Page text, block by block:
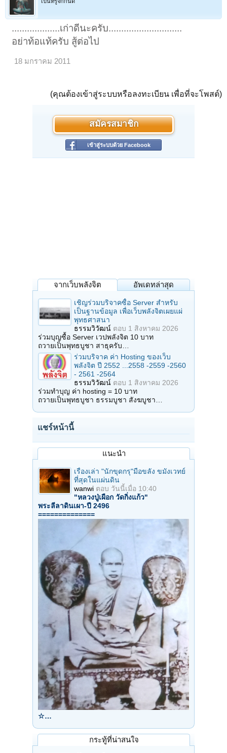
...................เก่าดีนะครับ.............................
อย่าท้อแท้ครับ สู้ต่อไป
18 มกราคม 2011
(คุณต้องเข้าสู่ระบบหรือลงทะเบียน เพื่อที่จะโพสต์)
สมัครสมาชิก
เข้าสู่ระบบด้วย Facebook
จากเว็บพลังจิต อัพเดทล่าสุด
เชิญร่วมบริจาคซื้อ Server สำหรับ
เป็นฐานข้อมูล เพื่อเว็บพลังจิตเผยแผ่
พุทธศาสนา
ธรรมวิวัฒน์ ตอบ 1 สิงหาคม 2026
ร่วมบุญซื้อ Server เวปพลังจิต 10 บาท
ถวายเป็นพุทธบูชา สาธุครับ…
ร่วมบริจาค ค่า Hosting ของเว็บ
พลังจิต ปี 2552 ...2558 -2559 -2560
- 2561 -2564
ธรรมวิวัฒน์ ตอบ 1 สิงหาคม 2026
ร่วมทำบุญ ค่า hosting = 10 บาท
ถวายเป็นพุทธบูชา ธรรมบูชา สังฆบูชา…
แชร์หน้านี้
แนะนำ
เรื่องเล่า "นักขุดกรุ"มือขลัง ขมังเวทย์
ที่สุดในแผ่นดิน
wanwi ตอบ วันนี้เมื่อ 10:40
"หลวงปู่เผือก วัดกิ่งแก้ว"
พระลีลาดินเผา-ปี 2496
==============
☆…
กระทู้ที่น่าสนใจ